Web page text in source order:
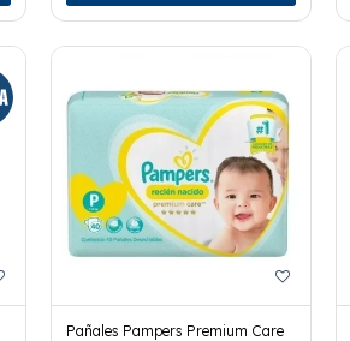
Pañales Pampers Premium Care